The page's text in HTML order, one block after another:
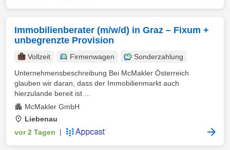
Immobilienberater (m/w/d) in Graz – Fixum +
unbegrenzte Provision
Vollzeit Firmenwagen
Sonderzahlung
Unternehmensbeschreibung Bei McMakler Österreich
glauben wir daran, dass der Immobilienmarkt auch
hierzulande bereit ist ...
McMakler GmbH
Liebenau
vor 2 Tagen